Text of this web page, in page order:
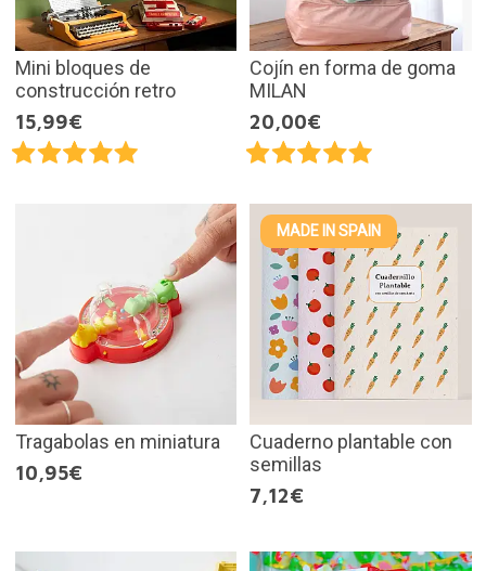
Mini bloques de
construcción retro
15,99€
Cojín en forma de goma
MILAN
20,00€
Tragabolas en miniatura
10,95€
MADE IN SPAIN
Cuaderno plantable con
semillas
7,12€